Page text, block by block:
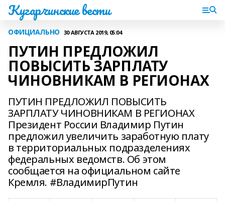
Кугарчинские вести
ОФИЦИАЛЬНО 30 АВГУСТА 2019, 05:04
ПУТИН ПРЕДЛОЖИЛ
ПОВЫСИТЬ ЗАРПЛАТУ
ЧИНОВНИКАМ В РЕГИОНАХ
ПУТИН ПРЕДЛОЖИЛ ПОВЫСИТЬ
ЗАРПЛАТУ ЧИНОВНИКАМ В РЕГИОНАХ
Президент России Владимир Путин
предложил увеличить заработную плату
в территориальных подразделениях
федеральных ведомств. Об этом
сообщается на официальном сайте
Кремля. #ВладимирПутин